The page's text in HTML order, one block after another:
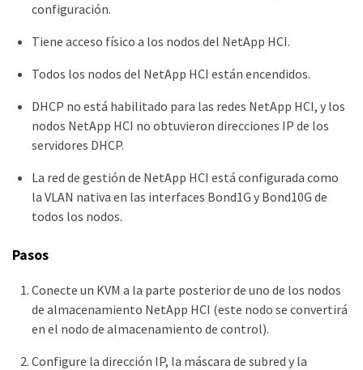
configuración.
Tiene acceso físico a los nodos del NetApp HCI.
Todos los nodos del NetApp HCI están encendidos.
DHCP no está habilitado para las redes NetApp HCI, y los
nodos NetApp HCI no obtuvieron direcciones IP de los
servidores DHCP.
La red de gestión de NetApp HCI está configurada como
la VLAN nativa en las interfaces Bond1G y Bond10G de
todos los nodos.
Pasos
Conecte un KVM a la parte posterior de uno de los nodos
de almacenamiento NetApp HCI (este nodo se convertirá
en el nodo de almacenamiento de control).
Configure la dirección IP, la máscara de subred y la